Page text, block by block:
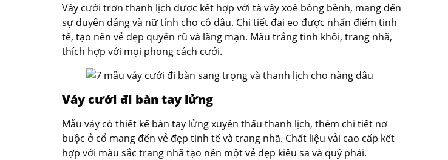
Váy cưới trơn thanh lịch được kết hợp với tà váy xoè bồng bềnh, mang đến
sự duyên dáng và nữ tính cho cô dâu. Chi tiết đai eo được nhấn điểm tinh
tế, tạo nên vẻ đẹp quyến rũ và lãng mạn. Màu trắng tinh khôi, trang nhã,
thích hợp với mọi phong cách cưới.
Váy cưới đi bàn tay lửng
Mẫu váy có thiết kế bàn tay lửng xuyên thấu thanh lịch, thêm chi tiết nơ
buộc ở cổ mang đến vẻ đẹp tinh tế và trang nhã. Chất liệu vải cao cấp kết
hợp với màu sắc trang nhã tạo nên một vẻ đẹp kiêu sa và quý phái.